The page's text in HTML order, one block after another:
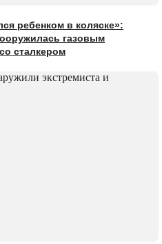
ребенком в коляске»:
газовым
сталкером